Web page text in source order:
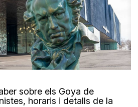
sobre els Goya de
horaris i detalls de la